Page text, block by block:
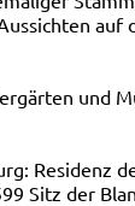
auf
und
Residenz
Sitz der